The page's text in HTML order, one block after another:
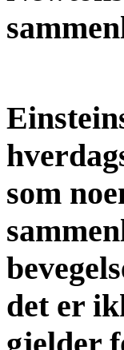
som
det er